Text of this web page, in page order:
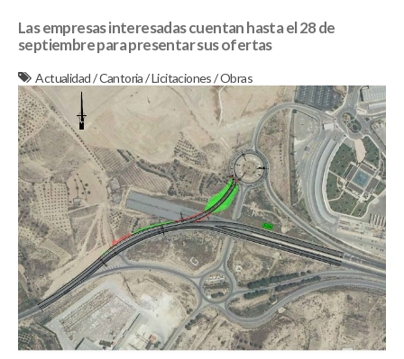
Las empresas interesadas cuentan hasta el 28 de
septiembre para presentar sus ofertas
Actualidad/Cantoria/Licitaciones/Obras